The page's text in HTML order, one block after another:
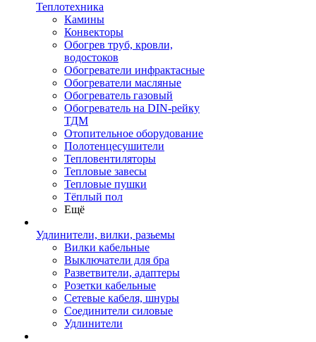
Теплотехника
Камины
Конвекторы
Обогрев труб, кровли,
водостоков
Обогреватели инфрактасные
Обогреватели масляные
Обогреватель газовый
Обогреватель на DIN-рейку
ТДМ
Отопительное оборудование
Полотенцесушители
Тепловентиляторы
Тепловые завесы
Тепловые пушки
Тёплый пол
Ещё
Удлинители, вилки, разьемы
Вилки кабельные
Выключатели для бра
Разветвители, адаптеры
Розетки кабельные
Сетевые кабеля, шнуры
Соединители силовые
Удлинители